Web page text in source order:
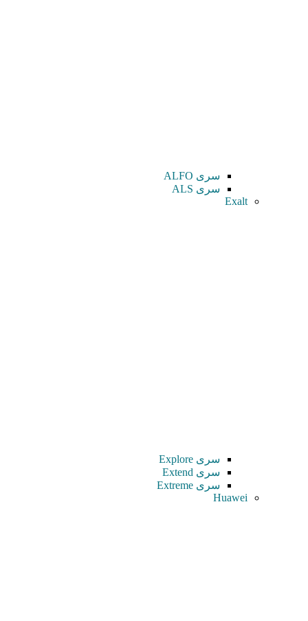
سری ALFO
سری ALS
Exalt
سری Explore
سری Extend
سری Extreme
Huawei